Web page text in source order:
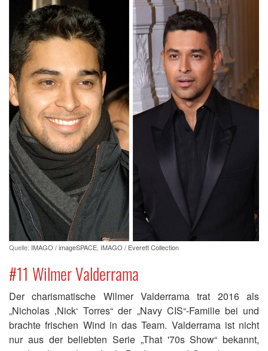
Quelle: IMAGO / imageSPACE IMAGO / Everett Collection
#11 Wilmer Valderrama
Der charismatische Wilmer Valderrama trat 2016 als
„Nicholas ‚Nick‘ Torres“ der „Navy CIS“-Familie bei und
brachte frischen Wind in das Team. Valderrama ist nicht
nur aus der beliebten Serie „That '70s Show“ bekannt,